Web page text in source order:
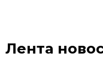
Лента